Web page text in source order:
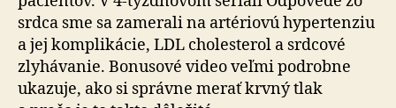
srdca sme sa zamerali na artériovú hypertenziu
a jej komplikácie, LDL cholesterol a srdcové
zlyhávanie. Bonusové video veľmi podrobne
ukazuje, ako si správne merať krvný tlak